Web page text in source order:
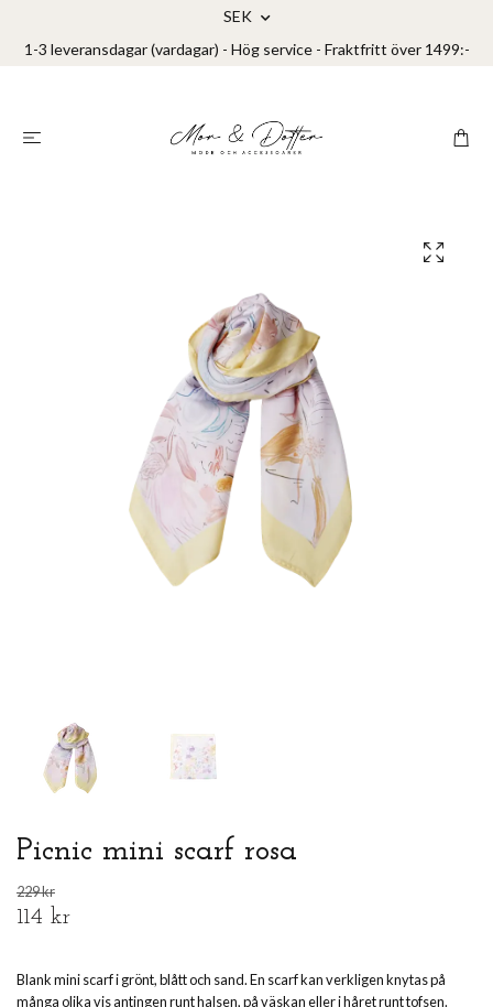
SEK
1-3 leveransdagar (vardagar) - Hög service - Fraktfritt över 1499:-
Picnic mini scarf rosa
229 kr
114 kr
Blank mini scarf i grönt, blått och sand. En scarf kan verkligen knytas på
många olika vis antingen runt halsen, på väskan eller i håret runt tofsen.